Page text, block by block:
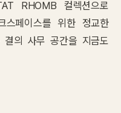
RHOMB 컬렉션으로
스페이스를 위한 정교한
의 사무 공간을 지금도